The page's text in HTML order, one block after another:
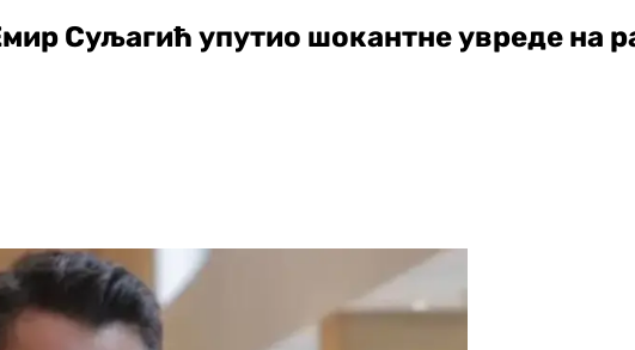
Суљагић упутио шокантне увреде на